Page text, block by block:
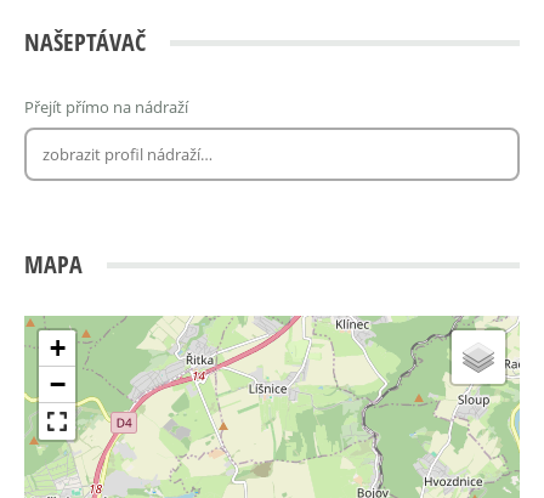
NAŠEPTÁVAČ
Přejít přímo na nádraží
MAPA
+
−